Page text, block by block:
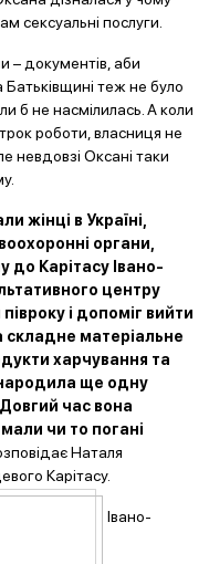
сексуальні послуги.
– документів, аби
теж не було
б не насмілилась. А коли
роботи, власниця не
невдовзі Оксані таки
жінці в Україні,
органи,
до Карітасу Івано-
центру
і допоміг вийти
складне матеріальне
харчування та
народила ще одну
час вона
чи то погані
Наталя
Карітасу.
Івано-